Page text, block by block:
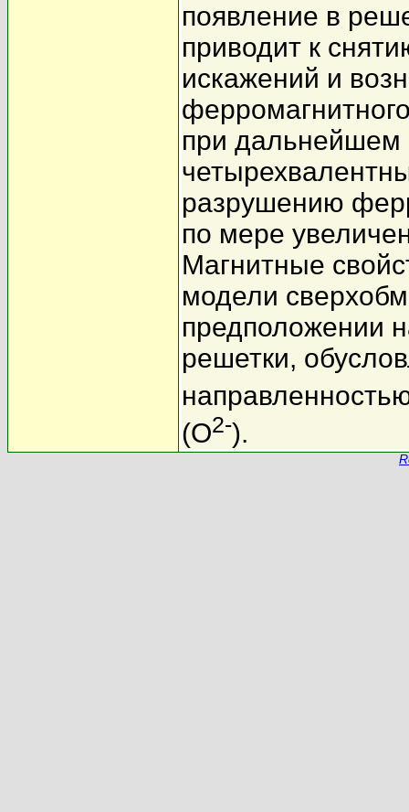
появление в
приводит к
искажений и
при дальнейшем
разрушению
по мере
Магнитные
модели
предположении
решетки,
(O2-).